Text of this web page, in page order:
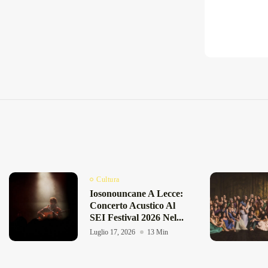
Cultura
Iosonouncane A Lecce:
Concerto Acustico Al
SEI Festival 2026 Nel...
Luglio 17, 2026 13 Min